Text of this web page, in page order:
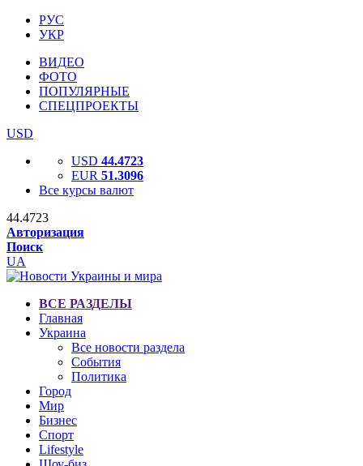
РУС
УКР
ВИДЕО
ФОТО
ПОПУЛЯРНЫЕ
СПЕЦПРОЕКТЫ
USD
USD 44.4723
EUR 51.3096
Все курсы валют
44.4723
Авторизация
Поиск
UA
ВСЕ РАЗДЕЛЫ
Главная
Украина
Все новости раздела
События
Политика
Город
Мир
Бизнес
Спорт
Lifestyle